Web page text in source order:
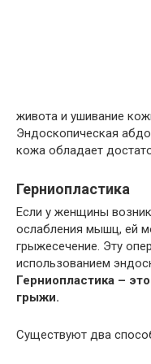
живота и ушивание
Эндоскопическая
кожа обладает
Герниопластика
Если у женщины
ослабления мышц, ей
грыжесечение. Эту
использованием
Герниопластика –
грыжи.
Существуют два